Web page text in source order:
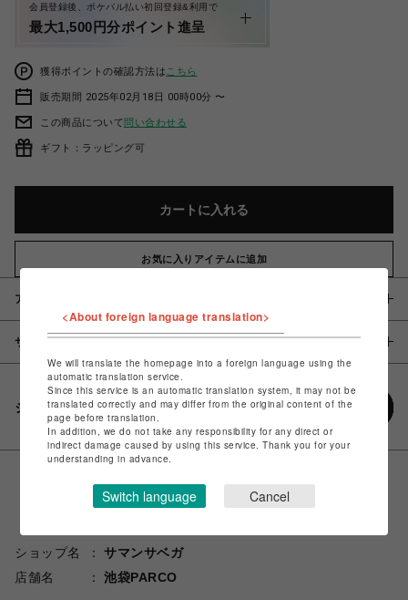
会員登録後、ポケパル払い初回登録&利用で
最大1,500円分ポイント進呈
獲得ポイントの確認方法は こちら
販売期間 2025年02月18日 00時00分 〜
この商品について問い合わせる
ギフト：ラッピング可
カートに入れる
お気に入りアイテムに追加
アイテム説明 / 素材
サイズ
シェアする
ショップ名
サマンサベガ
店舗名
池袋PARCO
<About foreign language translation>
We will translate the homepage into a foreign language using the
automatic translation service.
Since this service is an automatic translation system, it may not be
translated correctly and may differ from the original content of the
page before translation.
In addition, we do not take any responsibility for any direct or
indirect damage caused by using this service. Thank you for your
understanding in advance.
Switch language Cancel